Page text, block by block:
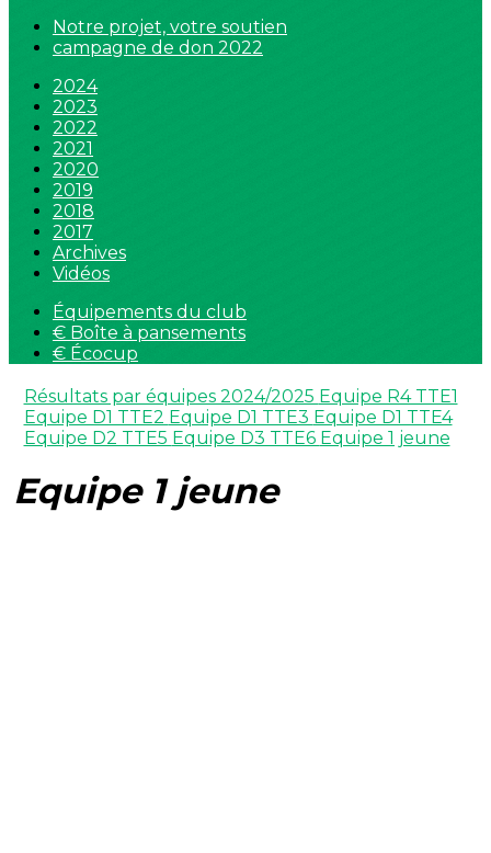
Notre projet, votre soutien
campagne de don 2022
2024
2023
2022
2021
2020
2019
2018
2017
Archives
Vidéos
Équipements du club
€ Boîte à pansements
€ Écocup
Résultats par équipes 2024/2025 Equipe R4 TTE1
Equipe D1 TTE2 Equipe D1 TTE3 Equipe D1 TTE4
Equipe D2 TTE5 Equipe D3 TTE6 Equipe 1 jeune
Equipe 1 jeune